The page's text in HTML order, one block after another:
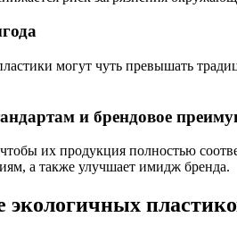
могут чуть превышать
и брендовое
их продукция полностью
а также улучшает имидж бренда.